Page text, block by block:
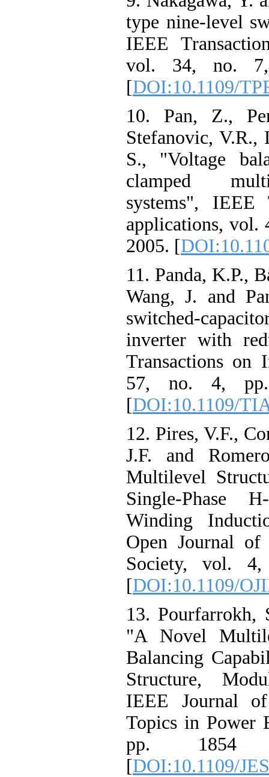
type nine-level
IEEE
vol. 34, no. 7,
[DOI:10.1109/
10. Pan, Z.,
Stefanovic, V.R.,
S., "Voltage
clamped
systems", IEEE
applications, vol.
2005. [
11. Panda, K.P.,
Wang, J. and
switched-
inverter with
Transactions on
57, no. 4,
[DOI:10.1109/
12. Pires, V.F.,
J.F. and
Multilevel
Single-Phase
Winding
Open Journal of
Society, vol.
[DOI:10.1109/
13. Pourfarrokh,
"A Novel
Balancing
Structure,
IEEE Journal
Topics in Power
pp. 1854
[DOI:10.1109/